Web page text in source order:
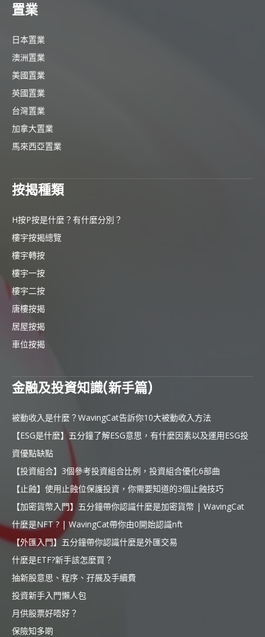
置業
日本置業
澳洲置業
美國置業
英國置業
台灣置業
加拿大置業
馬來西亞置業
按揭種類
H按P按是什麼？有什麼分別？
樓宇按揭總覽
樓宇轉按
樓宇一按
樓宇二按
唐樓按揭
居屋按揭
車位按揭
金融及投資知識(新手篇)
被動收入是什麼？WavingCat告訴你10大被動收入方法
【ESG是什麼】五分鐘了解ESG意思，有什麼因素以及運用ESG投
資優點缺點
【投資組合】3個參考投資組合比例，投資組合優化6部曲
【止蝕】使用止蝕位保護投資，你需要知道的3個止蝕技巧
【加密貨幣入門】五分鐘帶你認識什麼是加密貨幣 | WavingCat
什麼是NFT ? | WavingCat帶你由0開始認識nft
【外匯入門】五分鐘帶你認識什麼是外匯交易
什麼是ETF?新手該怎麼買？
抽新股意思、程序、孖展及手續費
投資新手入門懶人包
月供股票好唔好？
保險知多啲